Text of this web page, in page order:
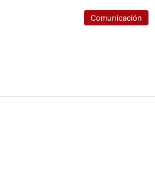
Comunicación